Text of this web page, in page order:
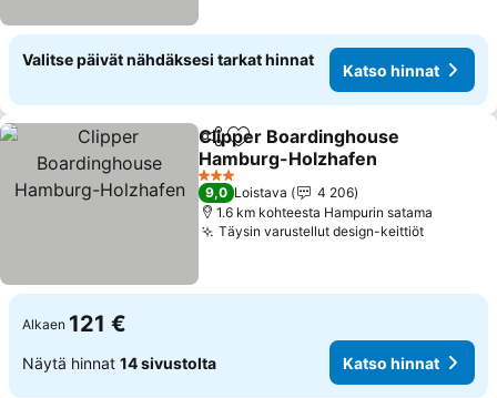
Valitse päivät nähdäksesi tarkat hinnat
Katso hinnat
Jaa Lisää suosikkeihin
Clipper Boardinghouse
Hamburg-Holzhafen
3 Tähtiluokitus
9,0 Loistava
4 206
1.6 km kohteesta Hampurin satama
Täysin varustellut design-keittiöt
Alkaen 121 €
Näytä hinnat 14 sivustolta Katso hinnat